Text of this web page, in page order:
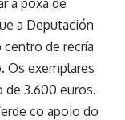
a Deputación
de recría
Os exemplares
de 3.600 euros.
co apoio do